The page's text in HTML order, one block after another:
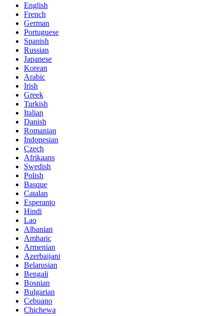
English
French
German
Portuguese
Spanish
Russian
Japanese
Korean
Arabic
Irish
Greek
Turkish
Italian
Danish
Romanian
Indonesian
Czech
Afrikaans
Swedish
Polish
Basque
Catalan
Esperanto
Hindi
Lao
Albanian
Amharic
Armenian
Azerbaijani
Belarusian
Bengali
Bosnian
Bulgarian
Cebuano
Chichewa